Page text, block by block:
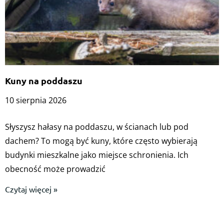
Kuny na poddaszu
10 sierpnia 2026
Słyszysz hałasy na poddaszu, w ścianach lub pod
dachem? To mogą być kuny, które często wybierają
budynki mieszkalne jako miejsce schronienia. Ich
obecność może prowadzić
Czytaj więcej »